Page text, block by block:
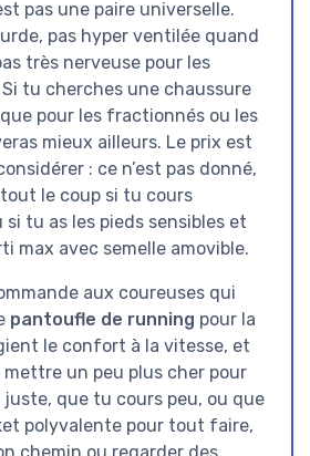
pas une paire universelle.
pas hyper ventilée quand
très nerveuse pour les
tu cherches une chaussure
pour les fractionnés ou les
mieux ailleurs. Le prix est
: ce n’est pas donné,
le coup si tu cours
tu as les pieds sensibles et
max avec semelle amovible.
aux coureuses qui
pantoufle de running pour la
le confort à la vitesse, et
un peu plus cher pour
que tu cours peu, ou que
polyvalente pour tout faire,